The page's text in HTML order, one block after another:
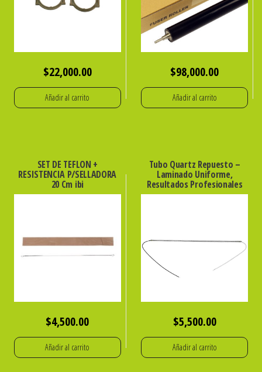
$22,000.00
Añadir al carrito
$98,000.00
Añadir al carrito
SET DE TEFLON +
RESISTENCIA P/SELLADORA
20 Cm ibi
$4,500.00
Añadir al carrito
Tubo Quartz Repuesto –
Laminado Uniforme,
Resultados Profesionales
$5,500.00
Añadir al carrito